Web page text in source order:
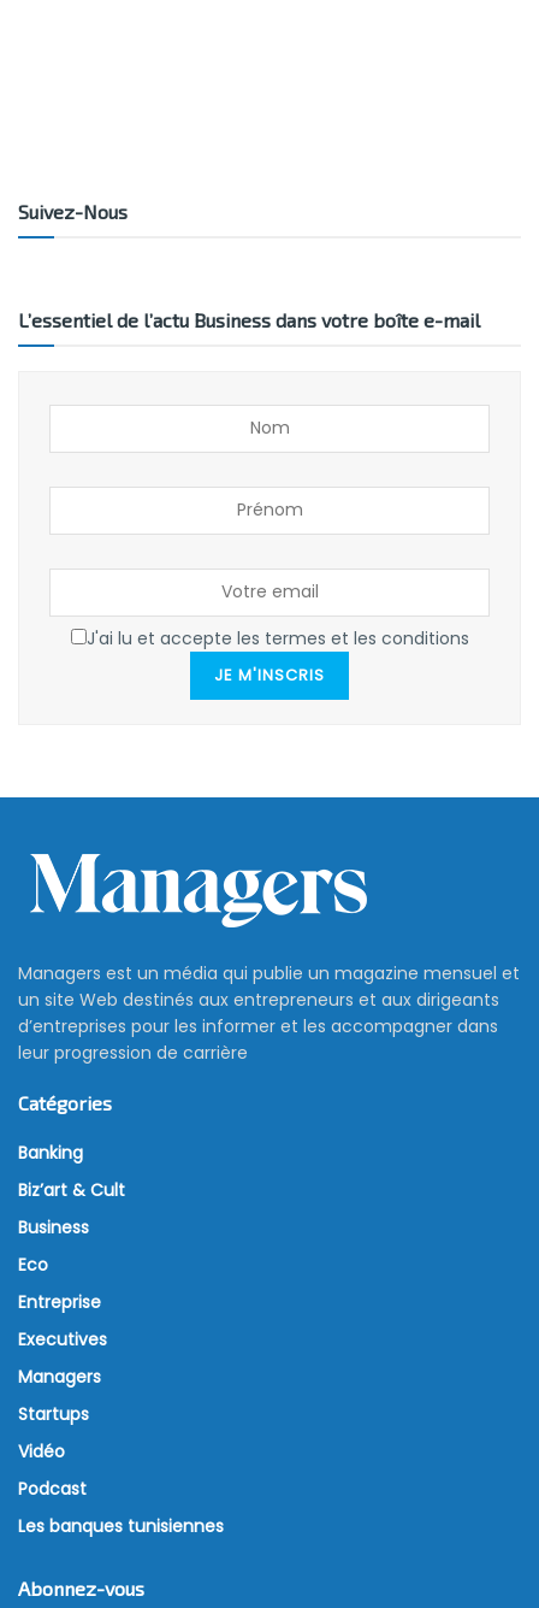
Suivez-Nous
L’essentiel de l’actu Business dans votre boîte e-mail
J'ai lu et accepte les termes et les conditions
JE M'INSCRIS
Managers est un média qui publie un magazine mensuel et
un site Web destinés aux entrepreneurs et aux dirigeants
d’entreprises pour les informer et les accompagner dans
leur progression de carrière
Catégories
Banking
Biz’art & Cult
Business
Eco
Entreprise
Executives
Managers
Startups
Vidéo
Podcast
Les banques tunisiennes
Abonnez-vous